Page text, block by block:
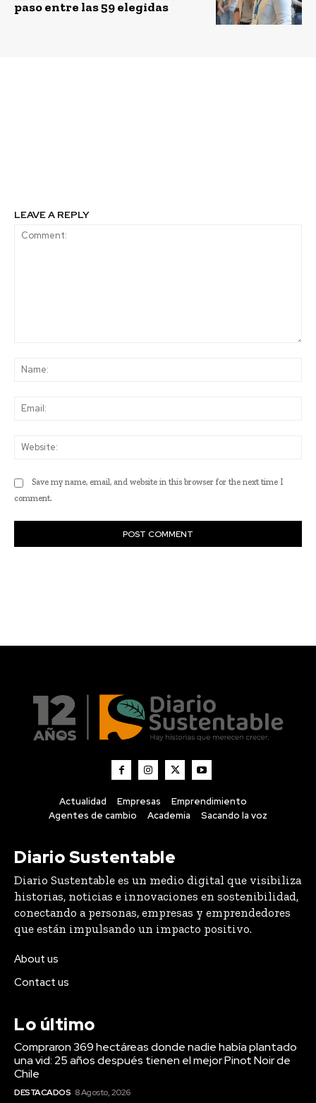
Actualidad Empresas
Emprendimiento
Agentes de cambio
Academia Sacando la voz
Diario Sustentable
Diario Sustentable es un medio digital que visibiliza
historias, noticias e innovaciones en sostenibilidad,
conectando a personas, empresas y emprendedores
que están impulsando un impacto positivo.
About us
Contact us
Lo último
Compraron 369 hectáreas donde nadie había plantado
una vid: 25 años después tienen el mejor Pinot Noir de
Chile
DESTACADOS 8 Agosto, 2026